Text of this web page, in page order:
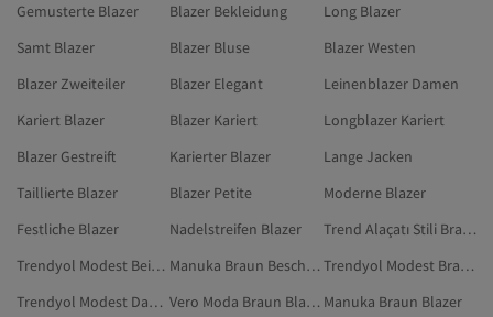
Gemusterte Blazer Blazer Bekleidung
Long Blazer
Samt Blazer
Blazer Bluse
Blazer Westen
Blazer Zweiteiler
Blazer Elegant
Leinenblazer Damen
Kariert Blazer
Blazer Kariert
Longblazer Kariert
Blazer Gestreift
Karierter Blazer
Lange Jacken
Taillierte Blazer
Blazer Petite
Moderne Blazer
Festliche Blazer
Nadelstreifen Blazer
Trend Alaçatı Stili Braun Blazer
Trendyol Modest Beige Blazer & Westen
Manuka Braun Bescheidene Blazer
Trendyol Modest Braun Damenwesten
Trendyol Modest Damen Blazer & Westen
Vero Moda Braun Blazer Manuka Braun Blazer